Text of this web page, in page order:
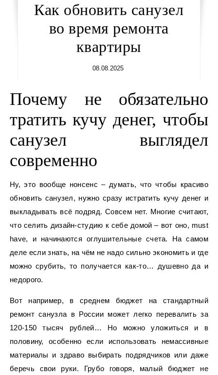
Как обновить санузел
во время ремонта
квартиры
08.08.2025
Почему не обязательно
тратить кучу денег, чтобы
санузел выглядел
современно
Ну, это вообще нонсенс – думать, что чтобы красиво
обновить санузел, нужно сразу истратить кучу денег и
выкладывать всё подряд. Совсем нет. Многие считают,
что селить дизайн-студию к себе домой – вот оно, must
have, и начинаются оглушительные счета. На самом
деле если знать, на чём не надо сильно экономить и где
можно срубить, то получается как-то… душевно да и
недорого.
Вот например, в среднем бюджет на стандартный
ремонт санузла в России может легко перевалить за
120-150 тысяч рублей… Но можно уложиться и в
половину, особенно если использовать немассивные
материалы и здраво выбирать подрядчиков или даже
беречь свои руки. Грубо говоря, малый бюджет не